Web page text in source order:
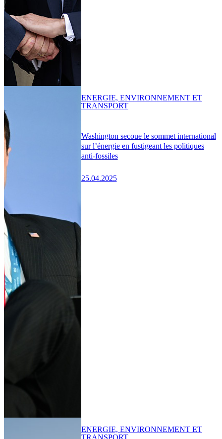
Washington secoue le sommet international
sur l’énergie en fustigeant les politiques
anti-fossiles
25.04.2025
ENERGIE, ENVIRONNEMENT ET
TRANSPORT
ENERGIE, ENVIRONNEMENT ET
TRANSPORT